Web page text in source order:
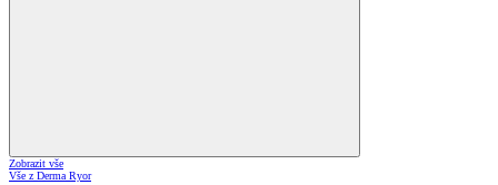
Zobrazit vše
Vše z Derma Ryor